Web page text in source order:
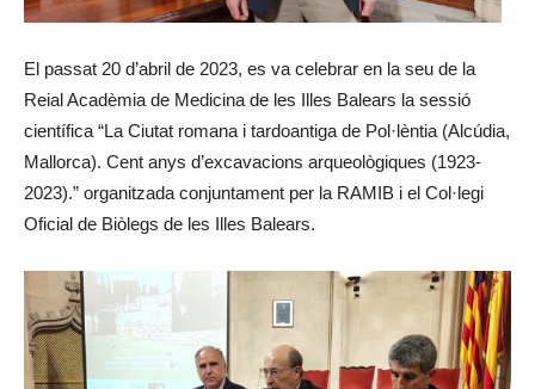
El passat 20 d’abril de 2023, es va celebrar en la seu de la
Reial Acadèmia de Medicina de les Illes Balears la sessió
científica “La Ciutat romana i tardoantiga de Pol·lèntia (Alcúdia,
Mallorca). Cent anys d’excavacions arqueològiques (1923-
2023).” organitzada conjuntament per la RAMIB i el Col·legi
Oficial de Biòlegs de les Illes Balears.